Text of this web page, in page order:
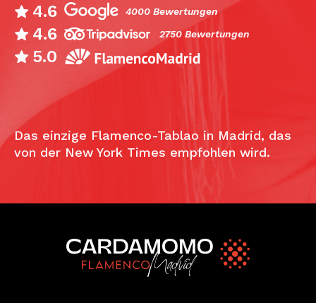
4.6 4000 Bewertungen
4.6 2750 Bewertungen
5.0
Das einzige Flamenco-Tablao in Madrid, das
von der New York Times empfohlen wird.